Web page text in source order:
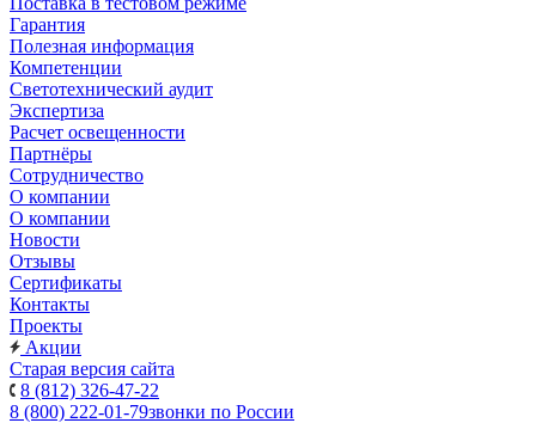
Гарантия
Полезная информация
Компетенции
Светотехнический аудит
Экспертиза
Расчет освещенности
Партнёры
Cотрудничество
О компании
О компании
Новости
Отзывы
Сертификаты
Контакты
Проекты
Акции
Старая версия сайта
8 (812) 326-47-22
8 (800) 222-01-79звонки по России